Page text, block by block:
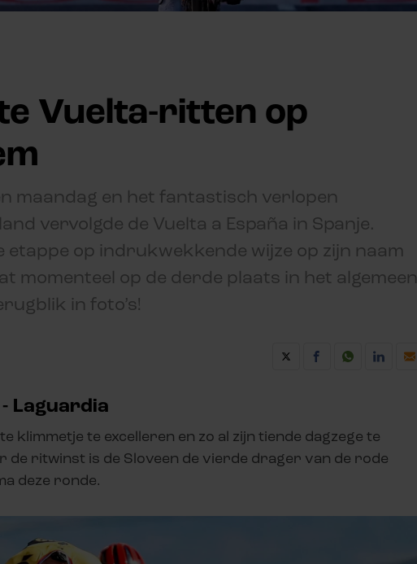
Vuelta-ritten op
maandag en het fantastisch verlopen
vervolgde de Vuelta a España in Spanje.
etappe op indrukwekkende wijze op zijn naam
momenteel op de derde plaats in het algemeen
in foto’s!
Laguardia
klimmetje te excelleren en zo al zijn tiende dagzege te
de ritwinst is de Sloveen de vierde drager van de rode
deze ronde.